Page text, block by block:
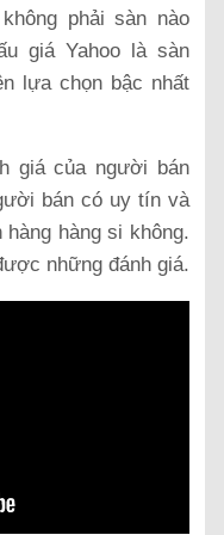
phải sàn nào
giá Yahoo là sàn
lựa chọn bậc nhất
giá của người bán
bán có uy tín và
hàng si không.
những đánh giá.